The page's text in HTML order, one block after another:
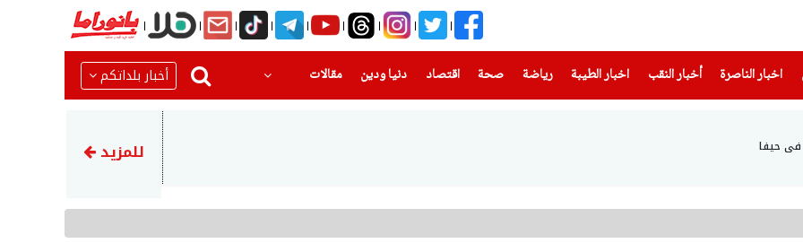
اخبار الناصرة
(current) أخبار النقب اخبار الطيبة(current) رياضة
(current) صحة(current) اقتصاد دنيا ودين
(current) مقالات أخبار بلداتكم
حيفا هدم منزل في كفر قاسم
للمزيد